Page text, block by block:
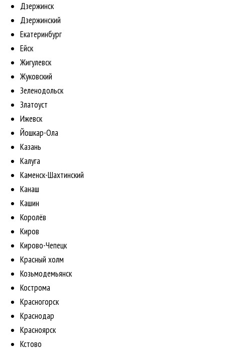
Дзержинск
Дзержинский
Екатеринбург
Ейск
Жигулевск
Жуковский
Зеленодольск
Златоуст
Ижевск
Йошкар-Ола
Казань
Калуга
Каменск-Шахтинский
Канаш
Кашин
Королёв
Киров
Кирово-Чепецк
Красный холм
Козьмодемьянск
Кострома
Красногорск
Краснодар
Красноярск
Кстово